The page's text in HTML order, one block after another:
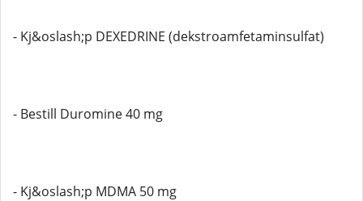
- Kj&oslash;p DEXEDRINE (dekstroamfetaminsulfat)
- Bestill Duromine 40 mg
- Kj&oslash;p MDMA 50 mg